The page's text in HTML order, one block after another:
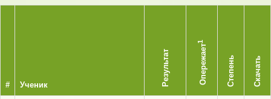
# Ученик Результат Опережает
1
Степень Скачать